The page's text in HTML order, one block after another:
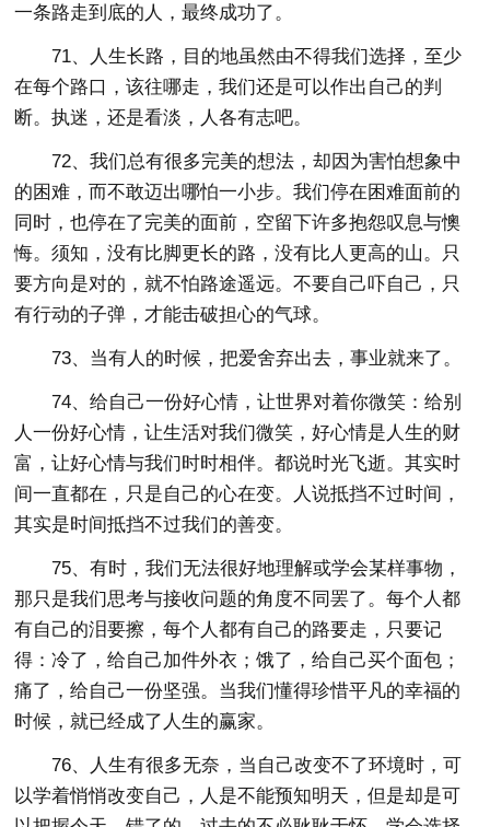
一条路走到底的人，最终成功了。
71、人生长路，目的地虽然由不得我们选择，至少
在每个路口，该往哪走，我们还是可以作出自己的判
断。执迷，还是看淡，人各有志吧。
72、我们总有很多完美的想法，却因为害怕想象中
的困难，而不敢迈出哪怕一小步。我们停在困难面前的
同时，也停在了完美的面前，空留下许多抱怨叹息与懊
悔。须知，没有比脚更长的路，没有比人更高的山。只
要方向是对的，就不怕路途遥远。不要自己吓自己，只
有行动的子弹，才能击破担心的气球。
73、当有人的时候，把爱舍弃出去，事业就来了。
74、给自己一份好心情，让世界对着你微笑：给别
人一份好心情，让生活对我们微笑，好心情是人生的财
富，让好心情与我们时时相伴。都说时光飞逝。其实时
间一直都在，只是自己的心在变。人说抵挡不过时间，
其实是时间抵挡不过我们的善变。
75、有时，我们无法很好地理解或学会某样事物，
那只是我们思考与接收问题的角度不同罢了。每个人都
有自己的泪要擦，每个人都有自己的路要走，只要记
得：冷了，给自己加件外衣；饿了，给自己买个面包；
痛了，给自己一份坚强。当我们懂得珍惜平凡的幸福的
时候，就已经成了人生的赢家。
76、人生有很多无奈，当自己改变不了环境时，可
以学着悄悄改变自己，人是不能预知明天，但是却是可